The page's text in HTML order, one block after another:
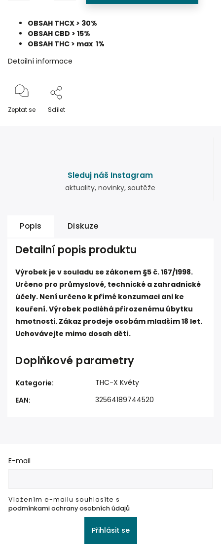
OBSAH THCX > 30%
OBSAH CBD > 15%
OBSAH THC > max 1%
Detailní informace
Zeptat se Sdílet
Sleduj náš Instagram
aktuality, novinky, soutěže
Popis Diskuze
Detailní popis produktu
Výrobek je v souladu se zákonem §5 č. 167/1998.
Určeno pro průmyslové, technické a zahradnické
účely. Není určeno k přímé konzumaci ani ke
kouření. Výrobek podléhá přirozenému úbytku
hmotnosti. Zákaz prodeje osobám mladším 18 let.
Uchovávejte mimo dosah dětí.
Doplňkové parametry
Kategorie:
THC-X Květy
EAN: 32564189744520
E-mail
Vložením e-mailu souhlasíte s
podmínkami ochrany osobních údajů
Přihlásit se